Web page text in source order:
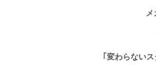
メ
｢変わらない